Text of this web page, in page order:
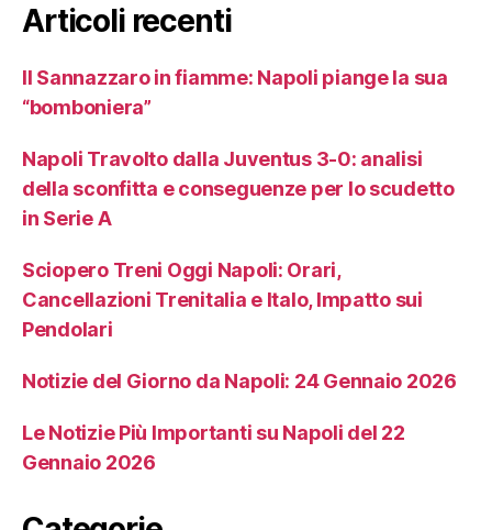
Articoli recenti
Il Sannazzaro in fiamme: Napoli piange la sua
“bomboniera”
Napoli Travolto dalla Juventus 3-0: analisi
della sconfitta e conseguenze per lo scudetto
in Serie A
Sciopero Treni Oggi Napoli: Orari,
Cancellazioni Trenitalia e Italo, Impatto sui
Pendolari
Notizie del Giorno da Napoli: 24 Gennaio 2026
Le Notizie Più Importanti su Napoli del 22
Gennaio 2026